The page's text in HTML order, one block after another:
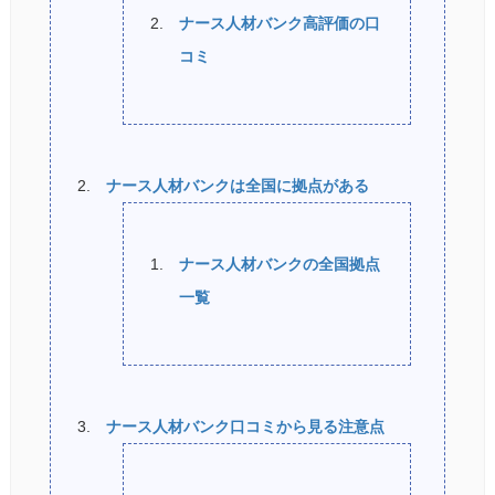
ナース人材バンク高評価の口
コミ
ナース人材バンクは全国に拠点がある
ナース人材バンクの全国拠点
一覧
ナース人材バンク口コミから見る注意点